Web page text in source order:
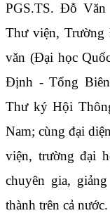
PGS.TS. Đỗ
Thư viện,
văn (Đại học
Định - Tổng
Thư ký Hội
Nam; cùng đại
viện, trường đại
chuyên gia,
thành trên cả nước.